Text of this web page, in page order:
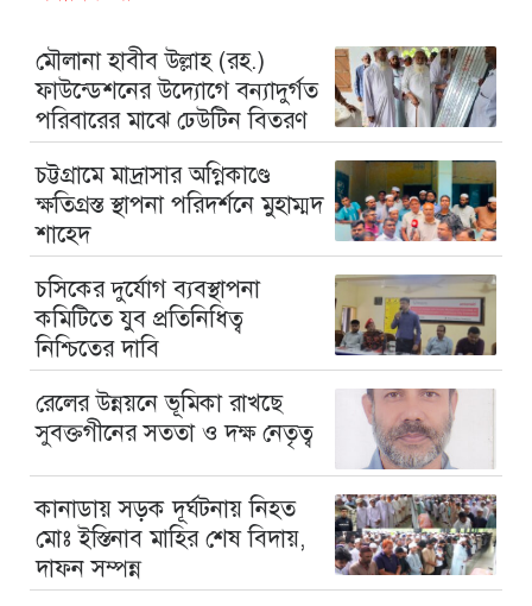
মৌলানা হাবীব উল্লাহ (রহ.)
ফাউন্ডেশনের উদ্যোগে বন্যাদুর্গত
পরিবারের মাঝে ঢেউটিন বিতরণ
চট্টগ্রামে মাদ্রাসার অগ্নিকাণ্ডে
ক্ষতিগ্রস্ত স্থাপনা পরিদর্শনে মুহাম্মদ
শাহেদ
চসিকের দুর্যোগ ব্যবস্থাপনা
কমিটিতে যুব প্রতিনিধিত্ব
নিশ্চিতের দাবি
রেলের উন্নয়নে ভূমিকা রাখছে
সুবক্তগীনের সততা ও দক্ষ নেতৃত্ব
কানাডায় সড়ক দূর্ঘটনায় নিহত
মোঃ ইস্তিনাব মাহির শেষ বিদায়,
দাফন সম্পন্ন